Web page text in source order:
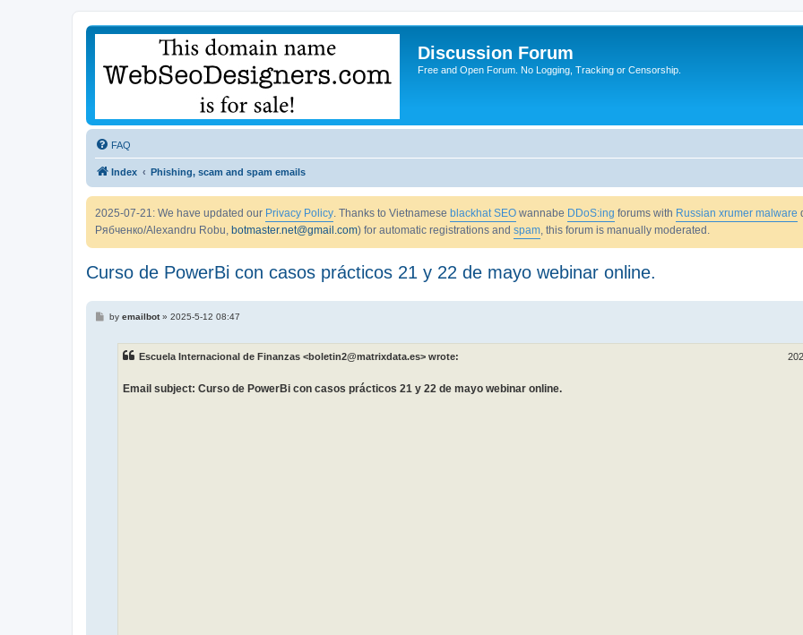
Discussion Forum
Free and Open Forum. No Logging, Tracking or Censorship.
FAQ
Index Phishing, scam and spam emails
2025-07-21: We have updated our Privacy Policy. Thanks to Vietnamese blackhat SEO wannabe DDoS:ing forums with Russian xrumer malware
Рябченко/Alexandru Robu, botmaster.net@gmail.com) for automatic registrations and spam, this forum is manually moderated.
Curso de PowerBi con casos prácticos 21 y 22 de mayo webinar online.
Pby emailbot» 2025-5-12 08:47
Escuela Internacional de Finanzas <boletin2@matrixdata.es> wrote:
Email subject: Curso de PowerBi con casos prácticos 21 y 22 de mayo webinar online.